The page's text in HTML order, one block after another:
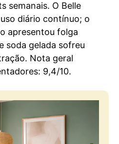
semanais. O Belle
diário contínuo; o
apresentou folga
soda gelada sofreu
Nota geral
9,4/10.